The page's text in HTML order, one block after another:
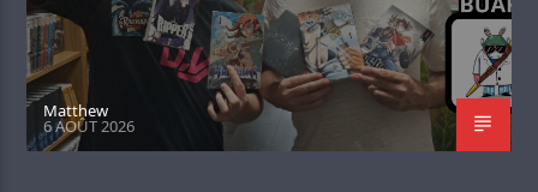
Matthew
6 AOÛT 2026